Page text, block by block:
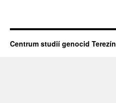
Centrum studií genocid Terezín